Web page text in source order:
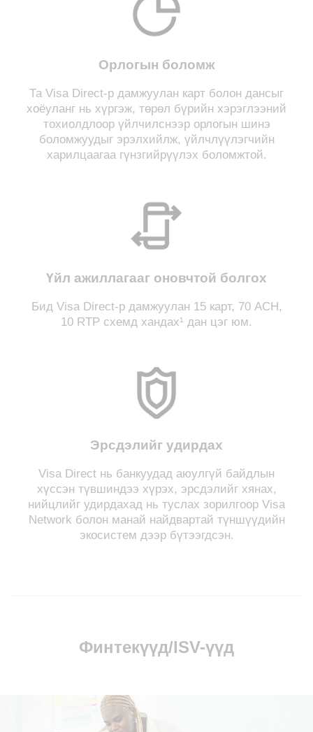
Орлогын боломж
Та Visa Direct-р дамжуулан карт болон дансыг
хоёуланг нь хүргэж, төрөл бүрийн хэрэглээний
тохиолдлоор үйлчилснээр орлогын шинэ
боломжуудыг эрэлхийлж, үйлчлүүлэгчийн
харилцаагаа гүнзгийрүүлэх боломжтой.
Үйл ажиллагааг оновчтой болгох
Бид Visa Direct-р дамжуулан 15 карт, 70 ACH,
10 RTP схемд хандах¹ дан цэг юм.
Эрсдэлийг удирдах
Visa Direct нь банкуудад аюулгүй байдлын
хүссэн түвшиндээ хүрэх, эрсдэлийг хянах,
нийцлийг удирдахад нь туслах зорилгоор Visa
Network болон манай найдвартай түншүүдийн
экосистем дээр бүтээгдсэн.
Финтекүүд/ISV-үүд